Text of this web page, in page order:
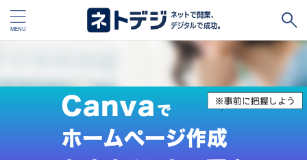
タグ
キャッシュレス Square BASE STORES
ネットショップ開設１vs１ 無料ネットショップ